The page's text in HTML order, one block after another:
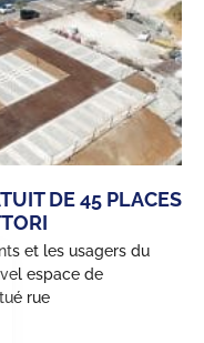
le fonctionnement
DE 45 PLACES
et les usagers du
espace de
rue